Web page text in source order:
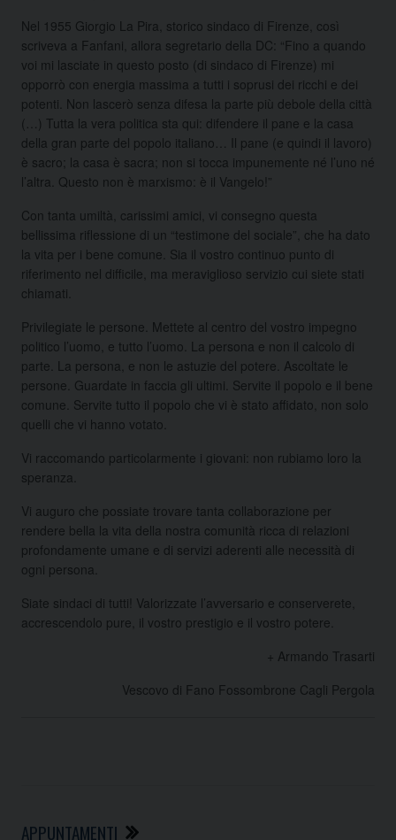
Nel 1955 Giorgio La Pira, storico sindaco di Firenze, così
scriveva a Fanfani, allora segretario della DC: “Fino a quando
voi mi lasciate in questo posto (di sindaco di Firenze) mi
opporrò con energia massima a tutti i soprusi dei ricchi e dei
potenti. Non lascerò senza difesa la parte più debole della città
(…) Tutta la vera politica sta qui: difendere il pane e la casa
della gran parte del popolo italiano… Il pane (e quindi il lavoro)
è sacro; la casa è sacra; non si tocca impunemente né l’uno né
l’altra. Questo non è marxismo: è il Vangelo!”
Con tanta umiltà, carissimi amici, vi consegno questa
bellissima riflessione di un “testimone del sociale”, che ha dato
la vita per i bene comune. Sia il vostro continuo punto di
riferimento nel difficile, ma meraviglioso servizio cui siete stati
chiamati.
Privilegiate le persone. Mettete al centro del vostro impegno
politico l’uomo, e tutto l’uomo. La persona e non il calcolo di
parte. La persona, e non le astuzie del potere. Ascoltate le
persone. Guardate in faccia gli ultimi. Servite il popolo e il bene
comune. Servite tutto il popolo che vi è stato affidato, non solo
quelli che vi hanno votato.
Vi raccomando particolarmente i giovani: non rubiamo loro la
speranza.
Vi auguro che possiate trovare tanta collaborazione per
rendere bella la vita della nostra comunità ricca di relazioni
profondamente umane e di servizi aderenti alle necessità di
ogni persona.
Siate sindaci di tutti! Valorizzate l’avversario e conserverete,
accrescendolo pure, il vostro prestigio e il vostro potere.
+ Armando Trasarti
Vescovo di Fano Fossombrone Cagli Pergola
APPUNTAMENTI